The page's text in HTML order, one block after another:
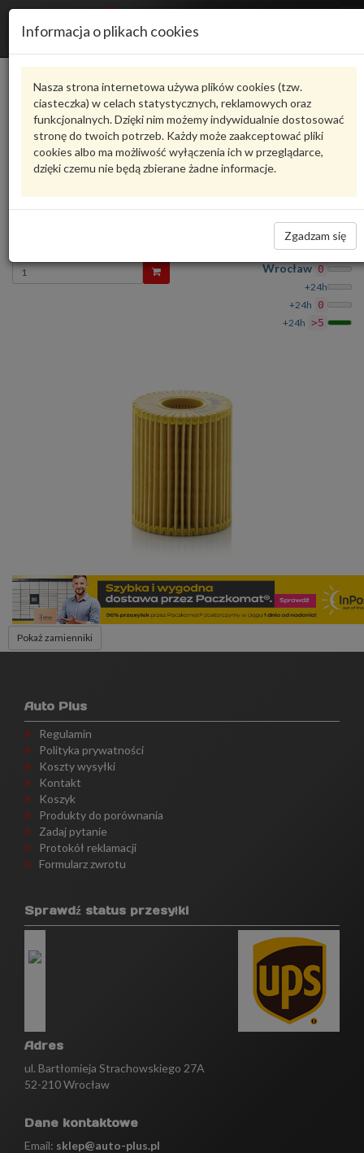
Informacja o plikach cookies
Nasza strona internetowa używa plików cookies (tzw.
ciasteczka) w celach statystycznych, reklamowych oraz
funkcjonalnych. Dzięki nim możemy indywidualnie dostosować
stronę do twoich potrzeb. Każdy może zaakceptować pliki
cookies albo ma możliwość wyłączenia ich w przeglądarce,
dzięki czemu nie będą zbierane żadne informacje.
Zgadzam się
Karta produktu
HU 7009 ZMANN-FILTER
oceń produkt
Zadaj pytanie o produkt
FILTR OLEJU. HU 7009Z MANN-FILTER
Wprowadź
ilość
Dostępność
Wrocław 0
+24h
+24h 0
+24h >5
Pokaż zamienniki
Auto Plus
Regulamin
Polityka prywatności
Koszty wysyłki
Kontakt
Koszyk
Produkty do porównania
Zadaj pytanie
Protokół reklamacji
Formularz zwrotu
Sprawdź status przesyłki
Adres
ul. Bartłomieja Strachowskiego 27A
52-210 Wrocław
Dane kontaktowe
Email: sklep@auto-plus.pl